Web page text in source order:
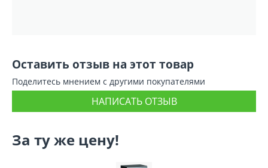
Оставить отзыв на этот товар
Поделитесь мнением с другими покупателями
НАПИСАТЬ ОТЗЫВ
За ту же цену!